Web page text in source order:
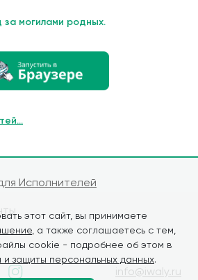
этот сайт, вы принимаете
, а также соглашаетесь с тем,
cookie - подробнее об этом в
и защиты персональных данных.
за могилами родных.
Исполнителей
info@iwaly.ru